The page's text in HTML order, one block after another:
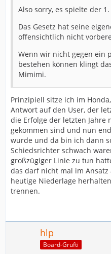
Also sorry, es spielte der
Das Gesetz hat seine
offensichtlich nicht
Wenn wir nicht gegen ein
bestehen können klingt
Mimimi.
Prinzipiell sitze ich im
Antwort auf den User, der
die Erfolge der letzten Jahre
gekommen sind und nun
wurde und da bin ich dann
Schiedsrichter schwach
großzügiger Linie zu tun
das darf nicht mal im
heutige Niederlage
trennen.
hlp
Board-Grufti